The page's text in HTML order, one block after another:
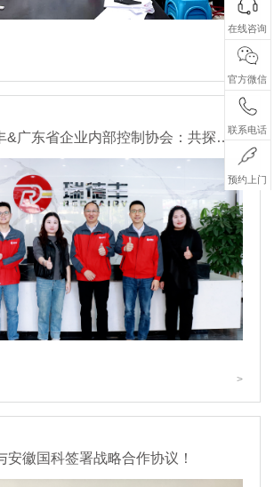
>
瑞·新闻 | 瑞德丰&广东省企业内部控制协会：共探内控反舞弊创新路径
>
安徽国科签署战略合作协议！
在线咨询
官方微信
联系电话
预约上门